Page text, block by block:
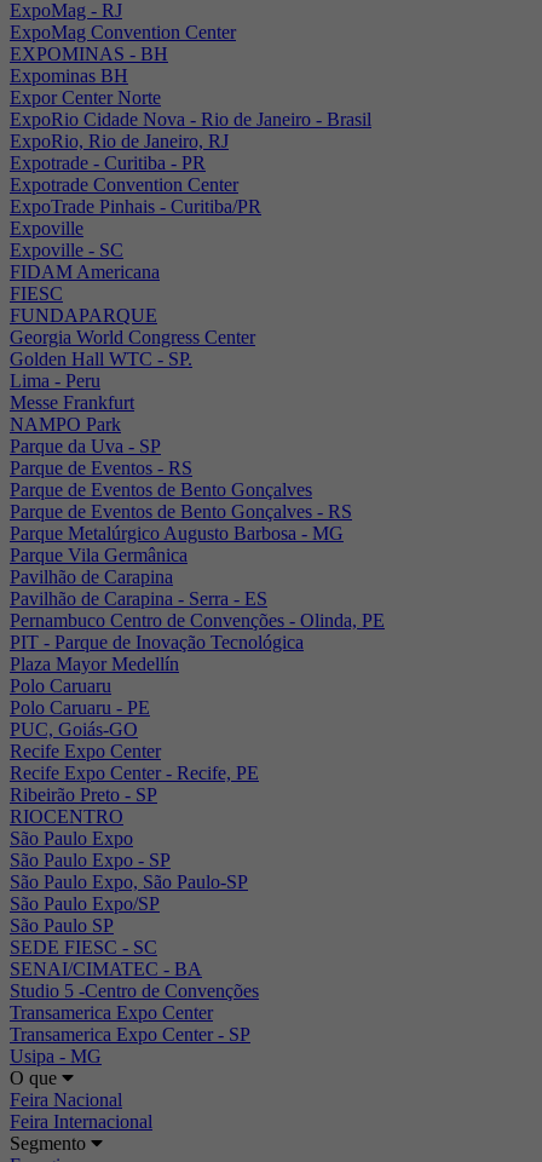
ExpoMag - RJ
ExpoMag Convention Center
EXPOMINAS - BH
Expominas BH
Expor Center Norte
ExpoRio Cidade Nova - Rio de Janeiro - Brasil
ExpoRio, Rio de Janeiro, RJ
Expotrade - Curitiba - PR
Expotrade Convention Center
ExpoTrade Pinhais - Curitiba/PR
Expoville
Expoville - SC
FIDAM Americana
FIESC
FUNDAPARQUE
Georgia World Congress Center
Golden Hall WTC - SP.
Lima - Peru
Messe Frankfurt
NAMPO Park
Parque da Uva - SP
Parque de Eventos - RS
Parque de Eventos de Bento Gonçalves
Parque de Eventos de Bento Gonçalves - RS
Parque Metalúrgico Augusto Barbosa - MG
Parque Vila Germânica
Pavilhão de Carapina
Pavilhão de Carapina - Serra - ES
Pernambuco Centro de Convenções - Olinda, PE
PIT - Parque de Inovação Tecnológica
Plaza Mayor Medellín
Polo Caruaru
Polo Caruaru - PE
PUC, Goiás-GO
Recife Expo Center
Recife Expo Center - Recife, PE
Ribeirão Preto - SP
RIOCENTRO
São Paulo Expo
São Paulo Expo - SP
São Paulo Expo, São Paulo-SP
São Paulo Expo/SP
São Paulo SP
SEDE FIESC - SC
SENAI/CIMATEC - BA
Studio 5 -Centro de Convenções
Transamerica Expo Center
Transamerica Expo Center - SP
Usipa - MG
O que
Feira Nacional
Feira Internacional
Segmento